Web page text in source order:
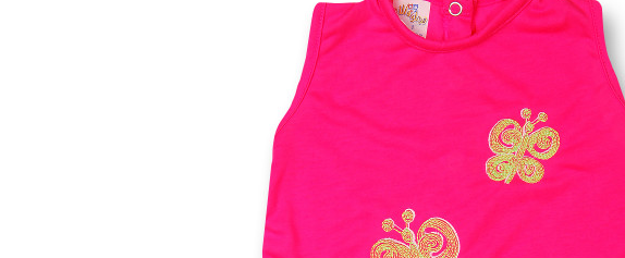
0-1 M
3-6 M
9-12 M
24-36M